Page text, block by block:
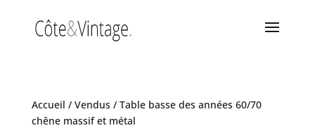
Accueil / Vendus/ Table basse des années 60/70
chêne massif et métal